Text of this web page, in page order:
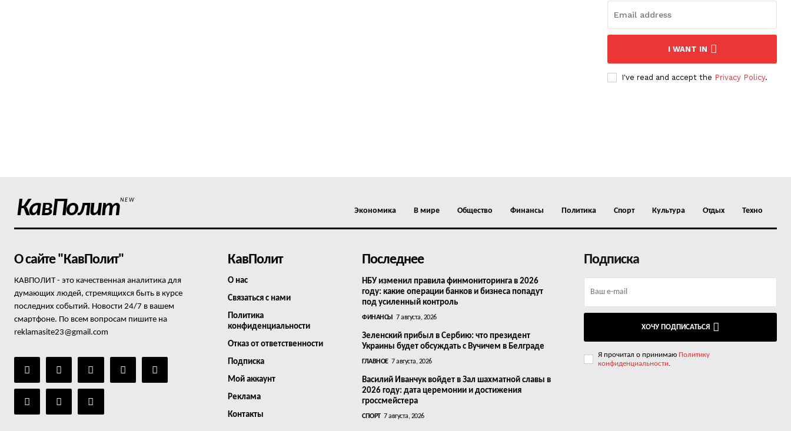
I WANT IN
I've read and accept the Privacy Policy.
КавПолитNEW
Экономика В мире Общество Финансы Политика Спорт Культура Отдых Техно
О сайте "КавПолит"
КАВПОЛИТ - это качественная аналитика для
думающих людей, стремящихся быть в курсе
последних событий. Новости 24/7 в вашем
смартфоне. По всем вопросам пишите на
reklamasite23@gmail.com
КавПолит
О нас
Связаться с нами
Политика
конфиденциальности
Отказ от ответственности
Подписка
Мой аккаунт
Реклама
Контакты
Последнее
НБУ изменил правила финмониторинга в 2026
году: какие операции банков и бизнеса попадут
под усиленный контроль
ФИНАНСЫ 7 августа, 2026
Зеленский прибыл в Сербию: что президент
Украины будет обсуждать с Вучичем в Белграде
ГЛАВНОЕ 7 августа, 2026
Василий Иванчук войдет в Зал шахматной славы в
2026 году: дата церемонии и достижения
гроссмейстера
СПОРТ 7 августа, 2026
Подписка
ХОЧУ ПОДПИСАТЬСЯ
Я прочитал о принимаю Политику
конфиденциальности.